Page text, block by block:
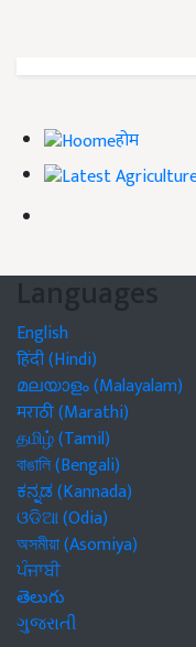
होम
Languages
English
हिंदी (Hindi)
മലയാളം (Malayalam)
मराठी (Marathi)
தமிழ் (Tamil)
বাঙালি (Bengali)
ಕನ್ನಡ (Kannada)
ଓଡିଆ (Odia)
অসমীয়া (Asomiya)
ਪੰਜਾਬੀ
తెలుగు
ગુજરાતી